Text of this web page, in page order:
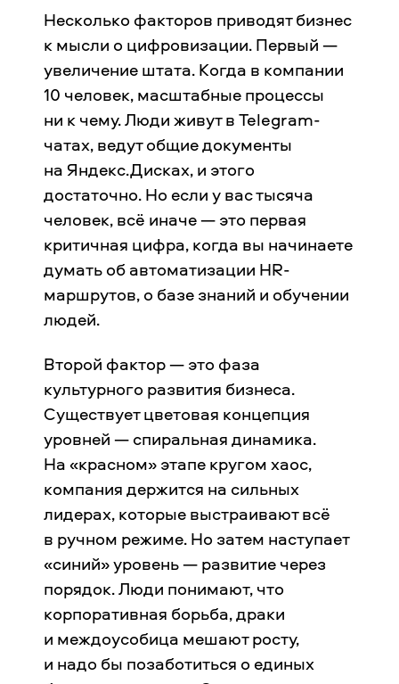
Несколько факторов приводят бизнес
к мысли о цифровизации. Первый —
увеличение штата. Когда в компании
10 человек, масштабные процессы
ни к чему. Люди живут в Telegram-
чатах, ведут общие документы
на Яндекс.Дисках, и этого
достаточно. Но если у вас тысяча
человек, всё иначе — это первая
критичная цифра, когда вы начинаете
думать об автоматизации HR-
маршрутов, о базе знаний и обучении
людей.
Второй фактор — это фаза
культурного развития бизнеса.
Существует цветовая концепция
уровней — спиральная динамика.
На «красном» этапе кругом хаос,
компания держится на сильных
лидерах, которые выстраивают всё
в ручном режиме. Но затем наступает
«синий» уровень — развитие через
порядок. Люди понимают, что
корпоративная борьба, драки
и междоусобица мешают росту,
и надо бы позаботиться о единых